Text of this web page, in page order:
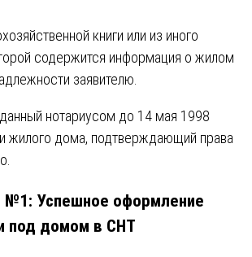
книги или из иного
содержится информация о жилом
заявителю.
нотариусом до 14 мая 1998
жилого дома, подтверждающий права
№1: Успешное оформление
под домом в СНТ